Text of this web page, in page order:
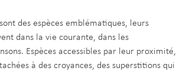
des espèces emblématiques, leurs
dans la vie courante, dans les
Espèces accessibles par leur proximité,
à des croyances, des superstitions qui